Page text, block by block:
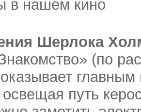
Шерлока
(по
путь